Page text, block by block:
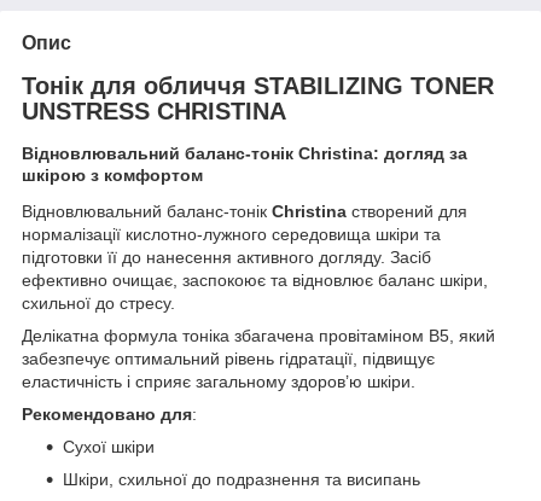
Опис
Тонік для обличчя STABILIZING TONER
UNSTRESS CHRISTINA
Відновлювальний баланс-тонік Christina: догляд за
шкірою з комфортом
Відновлювальний баланс-тонік Christina створений для
нормалізації кислотно-лужного середовища шкіри та
підготовки її до нанесення активного догляду. Засіб
ефективно очищає, заспокоює та відновлює баланс шкіри,
схильної до стресу.
Делікатна формула тоніка збагачена провітаміном В5, який
забезпечує оптимальний рівень гідратації, підвищує
еластичність і сприяє загальному здоров’ю шкіри.
Рекомендовано для:
Сухої шкіри
Шкіри, схильної до подразнення та висипань